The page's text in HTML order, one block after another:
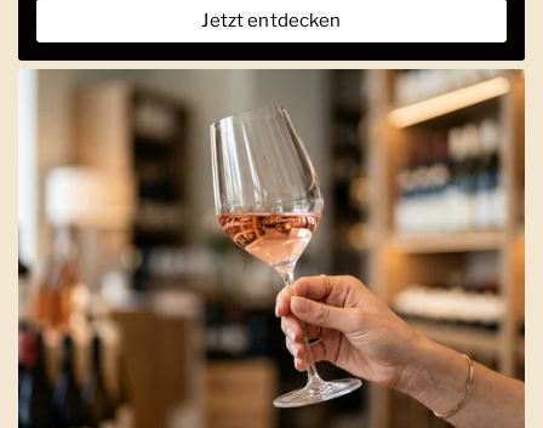
Jetzt entdecken